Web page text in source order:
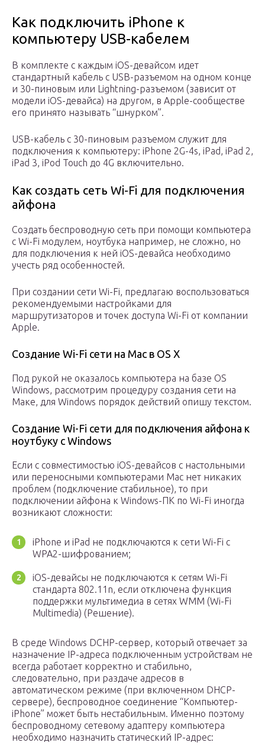
Как подключить iPhone к
компьютеру USB-кабелем
В комплекте с каждым iOS-девайсом идет
стандартный кабель с USB-разъемом на одном конце
и 30-пиновым или Lightning-разъемом (зависит от
модели iOS-девайса) на другом, в Apple-сообществе
его принято называть “шнурком”.
USB-кабель с 30-пиновым разъемом служит для
подключения к компьютеру: iPhone 2G-4s, iPad, iPad 2,
iPad 3, iPod Touch до 4G включительно.
Как создать сеть Wi-Fi для подключения
айфона
Создать беспроводную сеть при помощи компьютера
с Wi-Fi модулем, ноутбука например, не сложно, но
для подключения к ней iOS-девайса необходимо
учесть ряд особенностей.
При создании сети Wi-Fi, предлагаю воспользоваться
рекомендуемыми настройками для
маршрутизаторов и точек доступа Wi-Fi от компании
Apple.
Создание Wi-Fi сети на Mac в OS X
Под рукой не оказалось компьютера на базе OS
Windows, рассмотрим процедуру создания сети на
Маке, для Windows порядок действий опишу текстом.
Создание Wi-Fi сети для подключения айфона к
ноутбуку с Windows
Если с совместимостью iOS-девайсов с настольными
или переносными компьютерами Mac нет никаких
проблем (подключение стабильное), то при
подключении айфона к Windows-ПК по Wi-Fi иногда
возникают сложности:
iPhone и iPad не подключаются к сети Wi-Fi с
WPA2-шифрованием;
iOS-девайсы не подключаются к сетям Wi-Fi
стандарта 802.11n, если отключена функция
поддержки мультимедиа в сетях WMM (Wi-Fi
Multimedia) (Решение).
В среде Windows DCHP-сервер, который отвечает за
назначение IP-адреса подключенным устройствам не
всегда работает корректно и стабильно,
следовательно, при раздаче адресов в
автоматическом режиме (при включенном DHCP-
сервере), беспроводное соединение “Компьютер-
iPhone” может быть нестабильным. Именно поэтому
беспроводному сетевому адаптеру компьютера
необходимо назначить статический IP-адрес: